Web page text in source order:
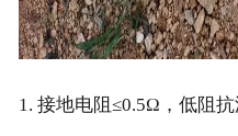
1. 接地电阻≤0.5Ω，低阻